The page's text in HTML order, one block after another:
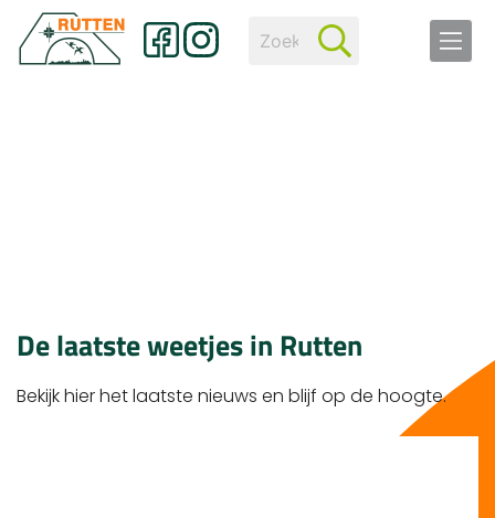
De laatste weetjes in Rutten
Bekijk hier het laatste nieuws en blijf op de hoogte.